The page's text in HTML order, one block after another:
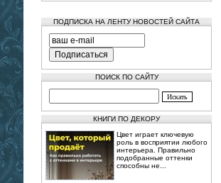
ПОДПИСКА НА ЛЕНТУ НОВОСТЕЙ САЙТА
ПОИСК ПО САЙТУ
КНИГИ ПО ДЕКОРУ
Цвет играет ключевую
роль в восприятии любого
интерьера. Правильно
подобранные оттенки
способны не...